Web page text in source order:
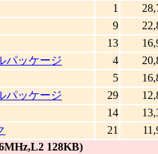
1
9
13
パッケージ
4
5
パッケージ
29
14
21
128KB)